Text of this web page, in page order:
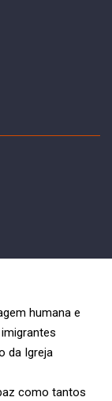
humana e
da Igreja
como tantos